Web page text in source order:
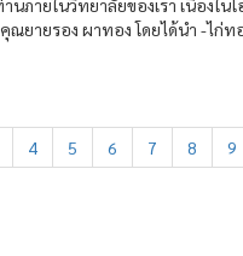
นภายในวิทยาลัยของเรา เนื่องใ
ณยายรอง ผาทอง โดยได้นำ -ไก่ท
4 5 6 7 8 9